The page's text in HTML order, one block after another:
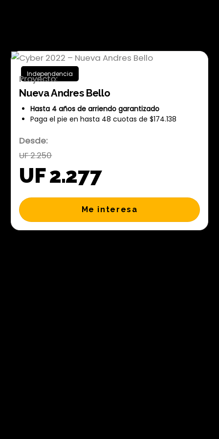
Independencia
Proyecto:
Nueva Andres Bello
Hasta 4 años de arriendo garantizado
Paga el pie en hasta 48 cuotas de $174.138
Desde:
UF 2.250
UF 2.277
Me interesa